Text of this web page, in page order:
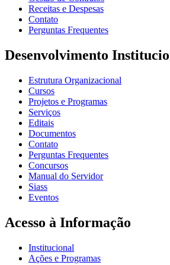
Receitas e Despesas
Contato
Perguntas Frequentes
Desenvolvimento
Estrutura Organizacional
Cursos
Projetos e Programas
Serviços
Editais
Documentos
Contato
Perguntas Frequentes
Concursos
Manual do Servidor
Siass
Eventos
Acesso à Informação
Institucional
Ações e Programas